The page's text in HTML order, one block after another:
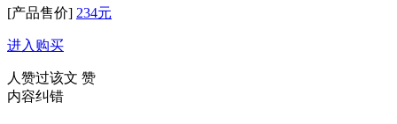
[产品售价] 234元
进入购买
人赞过该文 赞
内容纠错